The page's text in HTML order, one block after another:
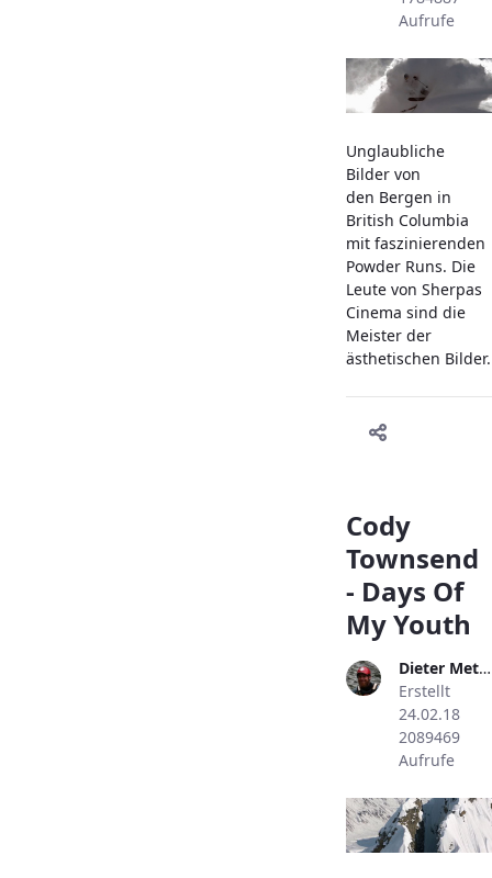
Aufrufe
Unglaubliche
Bilder von
den Bergen in
British Columbia
mit faszinierenden
Powder Runs. Die
Leute von Sherpas
Cinema sind die
Meister der
ästhetischen Bilder.
Cody
Townsend
- Days Of
My Youth
Dieter Metzler
Erstellt
24.02.18
2089469
Aufrufe